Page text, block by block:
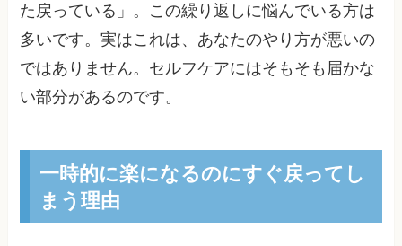
た戻っている」。この繰り返しに悩んでいる方は
多いです。実はこれは、あなたのやり方が悪いの
ではありません。セルフケアにはそもそも届かな
い部分があるのです。
一時的に楽になるのにすぐ戻ってし
まう理由